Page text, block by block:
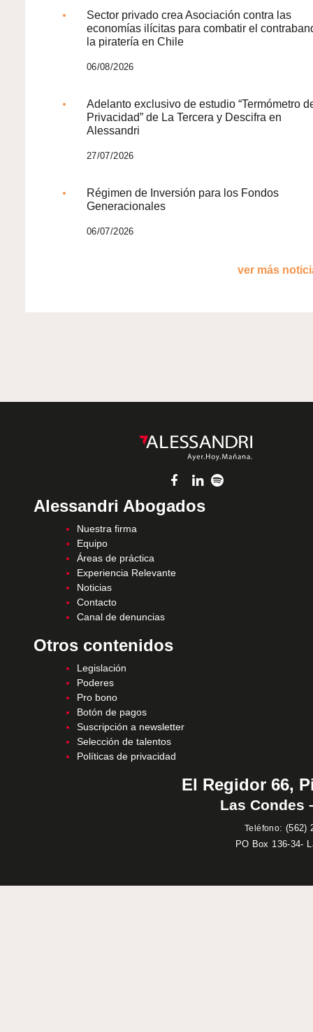
Sector privado crea Asociación contra las
economías ilícitas para combatir el
la piratería en Chile
06/08/2026
Adelanto exclusivo de estudio “Termómetro
Privacidad” de La Tercera y Descifra en
Alessandri
27/07/2026
Régimen de Inversión para los Fondos
Generacionales
06/07/2026
ver más
Alessandri Abogados
Nuestra firma
Equipo
Áreas de práctica
Experiencia Relevante
Noticias
Contacto
Canal de denuncias
Otros contenidos
Legislación
Poderes
Pro bono
Botón de pagos
Suscripción a newsletter
Selección de talentos
Políticas de privacidad
El Regidor 66,
Las Condes
Teléfono: (562)
PO Box 136-34-